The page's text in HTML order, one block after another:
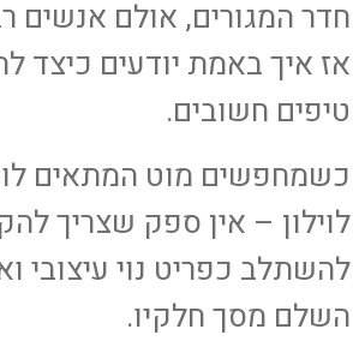
חדר המגורים, אולם אנשים
אז איך באמת יודעים כיצד
טיפים חשובים.
כשמחפשים מוט המתאים
לוילון – אין ספק שצריך
להשתלב כפריט נוי
השלם מסך חלקיו.